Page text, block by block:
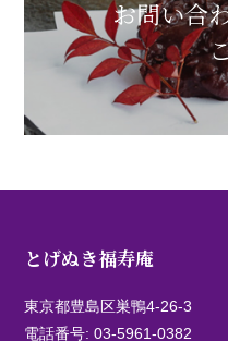
お問い合
とげぬき福寿庵
東京都豊島区巣鴨4-26-3
電話番号:03-5961-0382